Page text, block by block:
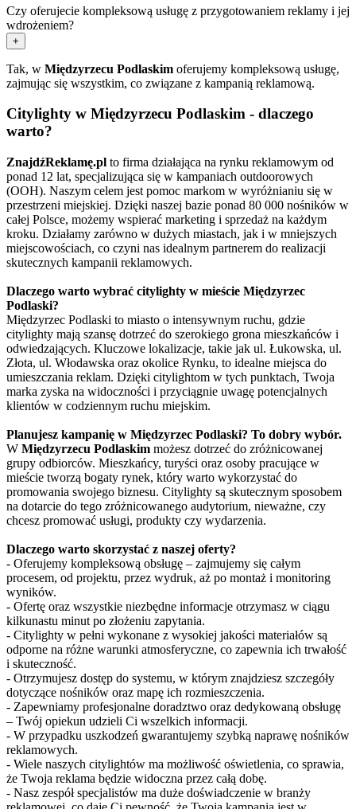
Czy oferujecie kompleksową usługę z przygotowaniem reklamy i jej
wdrożeniem?
+
Tak, w Międzyrzecu Podlaskim oferujemy kompleksową usługę,
zajmując się wszystkim, co związane z kampanią reklamową.
Citylighty w Międzyrzecu Podlaskim - dlaczego
warto?
ZnajdźReklamę.pl to firma działająca na rynku reklamowym od
ponad 12 lat, specjalizująca się w kampaniach outdoorowych
(OOH). Naszym celem jest pomoc markom w wyróżnianiu się w
przestrzeni miejskiej. Dzięki naszej bazie ponad 80 000 nośników w
całej Polsce, możemy wspierać marketing i sprzedaż na każdym
kroku. Działamy zarówno w dużych miastach, jak i w mniejszych
miejscowościach, co czyni nas idealnym partnerem do realizacji
skutecznych kampanii reklamowych.
Dlaczego warto wybrać citylighty w mieście Międzyrzec
Podlaski?
Międzyrzec Podlaski to miasto o intensywnym ruchu, gdzie
citylighty mają szansę dotrzeć do szerokiego grona mieszkańców i
odwiedzających. Kluczowe lokalizacje, takie jak ul. Łukowska, ul.
Złota, ul. Włodawska oraz okolice Rynku, to idealne miejsca do
umieszczania reklam. Dzięki citylightom w tych punktach, Twoja
marka zyska na widoczności i przyciągnie uwagę potencjalnych
klientów w codziennym ruchu miejskim.
Planujesz kampanię w Międzyrzec Podlaski? To dobry wybór.
W Międzyrzecu Podlaskim możesz dotrzeć do zróżnicowanej
grupy odbiorców. Mieszkańcy, turyści oraz osoby pracujące w
mieście tworzą bogaty rynek, który warto wykorzystać do
promowania swojego biznesu. Citylighty są skutecznym sposobem
na dotarcie do tego zróżnicowanego audytorium, nieważne, czy
chcesz promować usługi, produkty czy wydarzenia.
Dlaczego warto skorzystać z naszej oferty?
- Oferujemy kompleksową obsługę – zajmujemy się całym
procesem, od projektu, przez wydruk, aż po montaż i monitoring
wyników.
- Ofertę oraz wszystkie niezbędne informacje otrzymasz w ciągu
kilkunastu minut po złożeniu zapytania.
- Citylighty w pełni wykonane z wysokiej jakości materiałów są
odporne na różne warunki atmosferyczne, co zapewnia ich trwałość
i skuteczność.
- Otrzymujesz dostęp do systemu, w którym znajdziesz szczegóły
dotyczące nośników oraz mapę ich rozmieszczenia.
- Zapewniamy profesjonalne doradztwo oraz dedykowaną obsługę
– Twój opiekun udzieli Ci wszelkich informacji.
- W przypadku uszkodzeń gwarantujemy szybką naprawę nośników
reklamowych.
- Wiele naszych citylightów ma możliwość oświetlenia, co sprawia,
że Twoja reklama będzie widoczna przez całą dobę.
- Nasz zespół specjalistów ma duże doświadczenie w branży